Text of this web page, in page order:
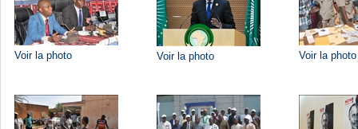
Voir la photo Voir la photo Voir la photo